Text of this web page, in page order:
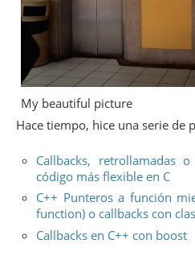
My beautiful picture
Hace tiempo, hice una serie de
Callbacks, retrollamadas
código más flexible en C
C++ Punteros a función
function) o callbacks con
Callbacks en C++ con boost